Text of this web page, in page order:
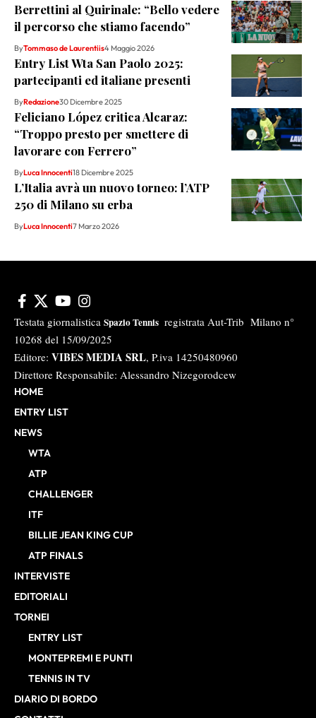
Berrettini al Quirinale: “Bello vedere
il percorso che stiamo facendo”
ByTommaso de Laurentiis4 Maggio 2026
Entry List Wta San Paolo 2025:
partecipanti ed italiane presenti
ByRedazione30 Dicembre 2025
Feliciano López critica Alcaraz:
“Troppo presto per smettere di
lavorare con Ferrero”
ByLuca Innocenti18 Dicembre 2025
L’Italia avrà un nuovo torneo: l’ATP
250 di Milano su erba
ByLuca Innocenti7 Marzo 2026
Testata giornalistica Spazio Tennis registrata Aut-Trib Milano n°
10268 del 15/09/2025
Editore: VIBES MEDIA SRL, P.iva 14250480960
Direttore Responsabile: Alessandro Nizegorodcew
HOME
ENTRY LIST
NEWS
WTA
ATP
CHALLENGER
ITF
BILLIE JEAN KING CUP
ATP FINALS
INTERVISTE
EDITORIALI
TORNEI
ENTRY LIST
MONTEPREMI E PUNTI
TENNIS IN TV
DIARIO DI BORDO